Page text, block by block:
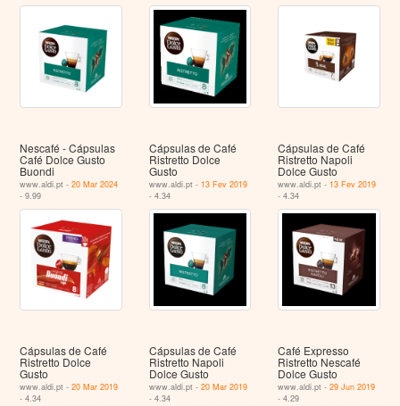
Nescafé - Cápsulas
Café Dolce Gusto
Buondi
www.aldi.pt -20 Mar 2024
- 9.99
Cápsulas de Café
Ristretto Dolce
Gusto
www.aldi.pt - 13 Fev 2019
- 4.34
Cápsulas de Café
Ristretto Napoli
Dolce Gusto
www.aldi.pt - 13 Fev 2019
- 4.34
Cápsulas de Café
Ristretto Dolce
Gusto
www.aldi.pt -20 Mar 2019
- 4.34
Cápsulas de Café
Ristretto Napoli
Dolce Gusto
www.aldi.pt - 20 Mar 2019
- 4.34
Café Expresso
Ristretto Nescafé
Dolce Gusto
www.aldi.pt -29 Jun 2019
- 4.29